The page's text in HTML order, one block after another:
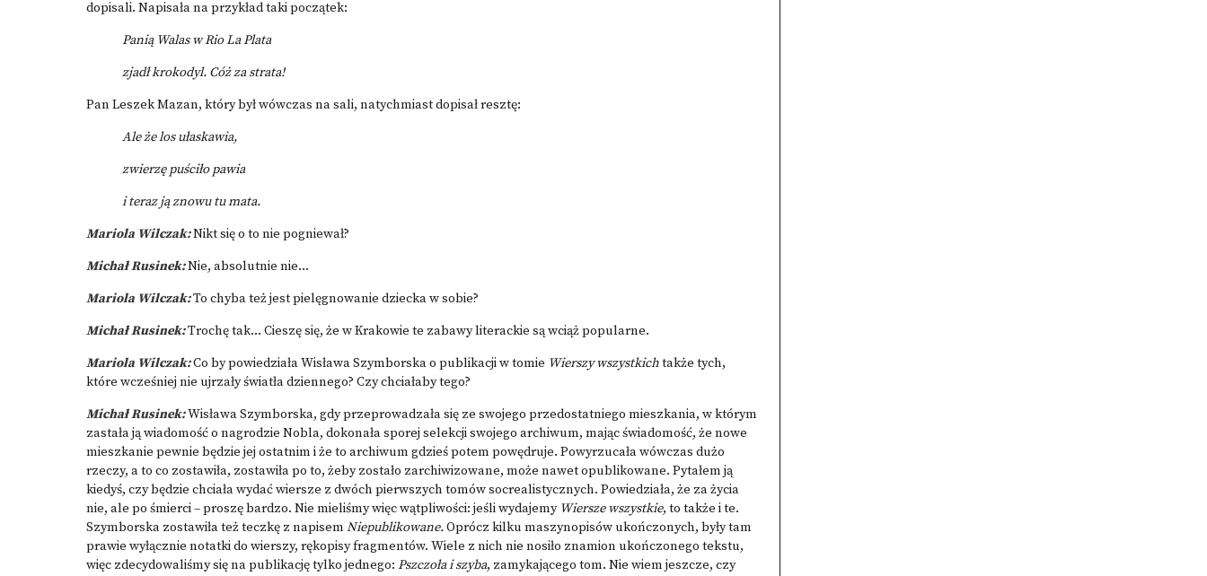
dopisali. Napisała na przykład taki początek:
Panią Walas w Rio La Plata
zjadł krokodyl. Cóż za strata!
Pan Leszek Mazan, który był wówczas na sali, natychmiast dopisał resztę:
Ale że los ułaskawia,
zwierzę puściło pawia
i teraz ją znowu tu mata.
Mariola Wilczak:Nikt się o to nie pogniewał?
Michał Rusinek:Nie, absolutnie nie…
Mariola Wilczak:To chyba też jest pielęgnowanie dziecka w sobie?
Michał Rusinek:Trochę tak… Cieszę się, że w Krakowie te zabawy literackie są wciąż popularne.
Mariola Wilczak:Co by powiedziała Wisława Szymborska o publikacji w tomie Wierszy wszystkichtakże tych,
które wcześniej nie ujrzały światła dziennego? Czy chciałaby tego?
Michał Rusinek:Wisława Szymborska, gdy przeprowadzała się ze swojego przedostatniego mieszkania, w którym
zastała ją wiadomość o nagrodzie Nobla, dokonała sporej selekcji swojego archiwum, mając świadomość, że nowe
mieszkanie pewnie będzie jej ostatnim i że to archiwum gdzieś potem powędruje. Powyrzucała wówczas dużo
rzeczy, a to co zostawiła, zostawiła po to, żeby zostało zarchiwizowane, może nawet opublikowane. Pytałem ją
kiedyś, czy będzie chciała wydać wiersze z dwóch pierwszych tomów socrealistycznych. Powiedziała, że za życia
nie, ale po śmierci – proszę bardzo. Nie mieliśmy więc wątpliwości: jeśli wydajemy Wiersze wszystkie, to także i te.
Szymborska zostawiła też teczkę z napisem Niepublikowane.Oprócz kilku maszynopisów ukończonych, były tam
prawie wyłącznie notatki do wierszy, rękopisy fragmentów. Wiele z nich nie nosiło znamion ukończonego tekstu,
więc zdecydowaliśmy się na publikację tylko jednego: Pszczoła i szyba, zamykającego tom. Nie wiem jeszcze, czy